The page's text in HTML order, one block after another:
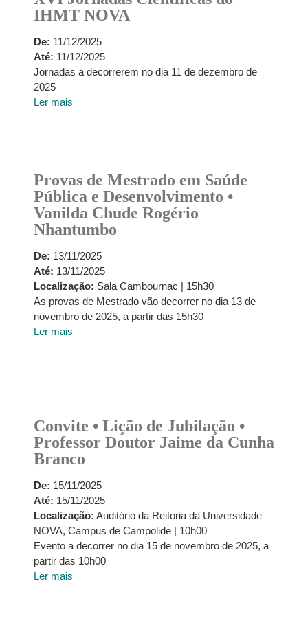
IHMT NOVA
De: 11/12/2025
Até: 11/12/2025
Jornadas a decorrerem no dia 11 de dezembro de
2025
Ler mais
Provas de Mestrado em Saúde
Pública e Desenvolvimento •
Vanilda Chude Rogério
Nhantumbo
De: 13/11/2025
Até: 13/11/2025
Localização: Sala Cambournac | 15h30
As provas de Mestrado vão decorrer no dia 13 de
novembro de 2025, a partir das 15h30
Ler mais
Convite • Lição de Jubilação •
Professor Doutor Jaime da Cunha
Branco
De: 15/11/2025
Até: 15/11/2025
Localização: Auditório da Reitoria da Universidade
NOVA, Campus de Campolide | 10h00
Evento a decorrer no dia 15 de novembro de 2025, a
partir das 10h00
Ler mais